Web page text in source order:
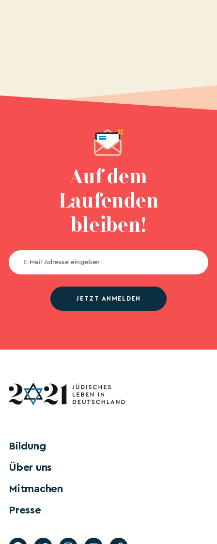
Auf dem
Laufenden
bleiben!
JETZT ANMELDEN
Bildung
Über uns
Mitmachen
Presse